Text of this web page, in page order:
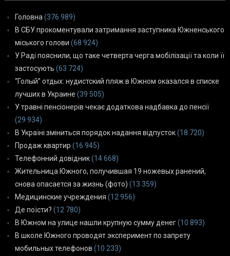
Головна (376 989)
В СБУ прокоментували затримання заступника Южненського
міського голови (68 924)
У Раді пояснили, що таке четверта черга мобілізації та коли її
застосують (63 724)
“Голый” отдых: нудистский пляж в Южном оказался в списке
лучших в Украине (39 505)
У травні пенсіонерів чекає додаткова надбавка до пенсії
(29 934)
В Україні зміниться порядок надання відпусток(18 720)
Продаж квартир (16 945)
Телефонний довідник(14 668)
Жительница Южного, получившая 19 ножевых ранений,
снова опасается за жизнь (фото) (13 359)
Медицинские учреждения (12 956)
Де поїсти? (12 780)
В Южном на улице нашли крупную сумму денег(10 893)
В школе Южного проводят эксперимент по запрету
мобильных телефонов (10 233)